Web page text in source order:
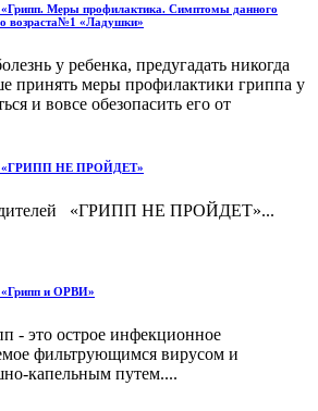
«Грипп. Меры профилактика. Симптомы данного
возраста№1 «Ладушки»
у ребенка, предугадать никогда
принять меры профилактики гриппа у
и вовсе обезопасить его от
«ГРИПП НЕ ПРОЙДЕТ»
«ГРИПП НЕ ПРОЙДЕТ»...
«Грипп и ОРВИ»
- это острое инфекционное
фильтрующимся вирусом и
капельным путем....